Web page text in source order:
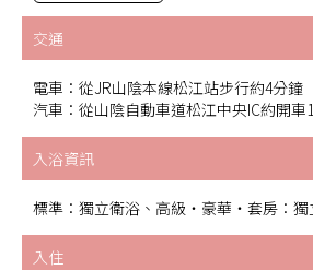
交通
電車：從JR山陰本線松江站步行約4分鐘
汽車：從山陰自動車道松江中央IC約開車
入浴資訊
標準：獨立衛浴、高級・豪華・套房：
入住